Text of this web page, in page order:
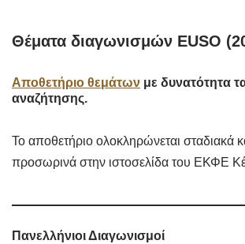
Θέματα διαγωνισμών EUSO
Αποθετήριο θεμάτων με δυνατότητα
αναζήτησης.
Το αποθετήριο ολοκληρώνεται σταδιακά
προσωρινά στην ιστοσελίδα του ΕΚΦΕ
Πανελλήνιοι Διαγωνισμοί